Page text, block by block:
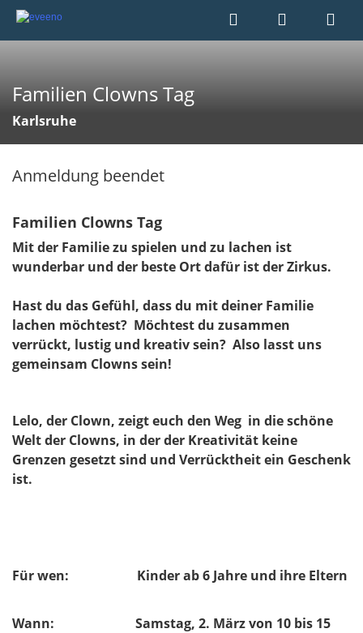
Familien Clowns Tag
Karlsruhe
Anmeldung beendet
Familien Clowns Tag
Mit der Familie zu spielen und zu lachen ist
wunderbar und der beste Ort dafür ist der Zirkus.
Hast du das Gefühl, dass du mit deiner Familie
lachen möchtest? Möchtest du zusammen
verrückt, lustig und kreativ sein? Also lasst uns
gemeinsam Clowns sein!
Lelo, der Clown, zeigt euch den Weg in die schöne
Welt der Clowns, in der der Kreativität keine
Grenzen gesetzt sind und Verrücktheit ein Geschenk
ist.
Für wen: Kinder ab 6 Jahre und ihre Eltern
Wann: Samstag, 2. März von 10 bis 15